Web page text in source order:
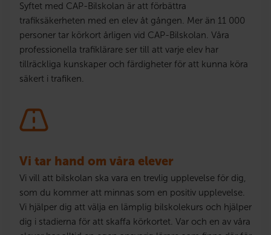
Syftet med CAP-Bilskolan är att förbättra
trafiksäkerheten med en elev åt gången. Mer än 11 000
personer tar körkort årligen vid CAP-Bilskolan. Våra
professionella trafiklärare ser till att varje elev har
tillräckliga kunskaper och färdigheter för att kunna köra
säkert i trafiken.
Vi tar hand om våra elever
Vi vill att bilskolan ska vara en trevlig upplevelse för dig,
som du kommer att minnas som en positiv upplevelse.
Vi hjälper dig att välja en lämplig bilskolekurs och hjälper
dig i stadierna för att skaffa körkortet. Var och en av våra